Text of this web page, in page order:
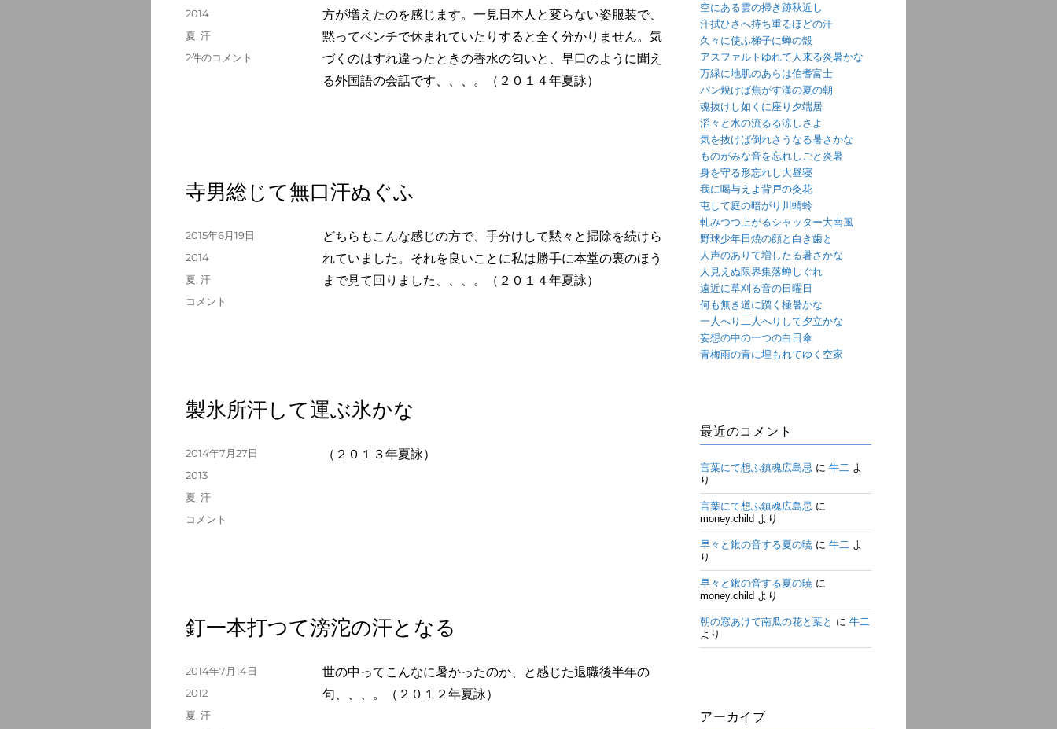
服
へ
の
方が増えたのを感じます。一見日本人と変らない姿服装で、
黙ってベンチで休まれていたりすると全く分かりません。気
づくのはすれ違ったときの香水の匂いと、早口のように聞え
る外国語の会話です、、、。（２０１４年夏詠）
カ
テ
ゴ
リ
2014
タ
グ
夏, 汗
汗
に
越
さ
へ
の
2件のコメント
寺男総じて無口汗ぬぐふ
どちらもこんな感じの方で、手分けして黙々と掃除を続けら
れていました。それを良いことに私は勝手に本堂の裏のほう
まで見て回りました、、、。（２０１４年夏詠）
投
2015年6月19日
カ
テ
リ
2014
タ
夏, 汗
寺
口
汗
ぐ
に
コメント
製氷所汗して運ぶ氷かな
（２０１３年夏詠）
投
2014年7月27日
カ
テ
リ
2013
タ
夏, 汗
製
運
ぶ
か
に
コメント
釘一本打つて滂沱の汗となる
世の中ってこんなに暑かったのか、と感じた退職後半年の
句、、、。（２０１２年夏詠）
投
稿
2014年7月14日
カ
テ
2012
タ
夏, 汗
空にある雲の掃き跡秋近し
汗拭ひさへ持ち重るほどの汗
久々に使ふ梯子に蝉の殻
アスファルトゆれて人来る炎暑かな
万緑に地肌のあらは伯耆富士
パン焼けば焦がす漢の夏の朝
魂抜けし如くに座り夕端居
滔々と水の流るる涼しさよ
気を抜けば倒れさうなる暑さかな
ものがみな音を忘れしごと炎暑
身を守る形忘れし大昼寝
我に喝与えよ背戸の灸花
屯して庭の暗がり川蜻蛉
軋みつつ上がるシャッター大南風
野球少年日焼の顔と白き歯と
人声のありて増したる暑さかな
人見えぬ限界集落蝉しぐれ
遠近に草刈る音の日曜日
何も無き道に躓く極暑かな
一人へり二人へりして夕立かな
妄想の中の一つの白日傘
青梅雨の青に埋もれてゆく空家
最近のコメント
言葉にて想ふ鎮魂広島忌 に牛二 よ
り
言葉にて想ふ鎮魂広島忌 に
money.child より
早々と鍬の音する夏の暁 に牛二 よ
り
早々と鍬の音する夏の暁 に
money.child より
朝の窓あけて南瓜の花と葉と に牛二
より
アーカイブ